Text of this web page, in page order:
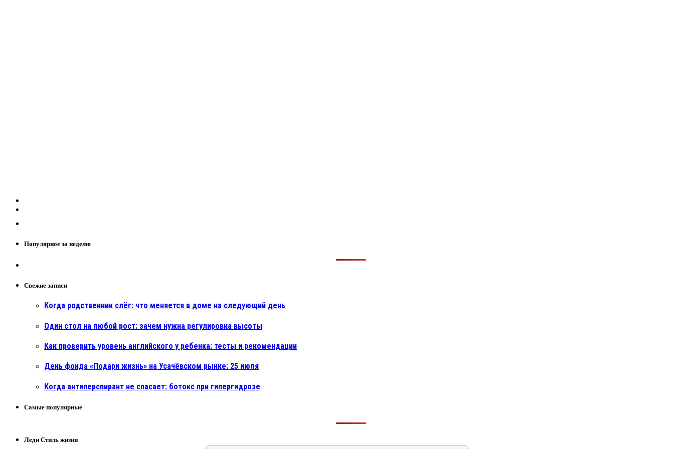
Популярное за неделю
Свежие записи
Когда родственник слёг: что меняется в доме на следующий день
Один стол на любой рост: зачем нужна регулировка высоты
Как проверить уровень английского у ребенка: тесты и рекомендации
День фонда «Подари жизнь» на Усачёвском рынке: 25 июля
Когда антиперспирант не спасает: ботокс при гипергидрозе
Самые популярные
Леди Стиль жизни